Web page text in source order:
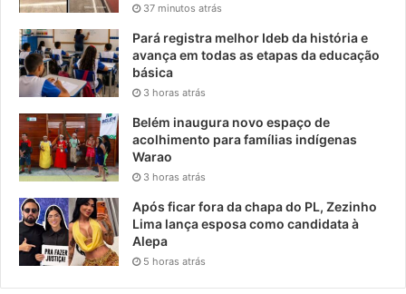
37 minutos atrás
Pará registra melhor Ideb da história e
avança em todas as etapas da educação
básica
3 horas atrás
Belém inaugura novo espaço de
acolhimento para famílias indígenas
Warao
3 horas atrás
Após ficar fora da chapa do PL, Zezinho
Lima lança esposa como candidata à
Alepa
5 horas atrás